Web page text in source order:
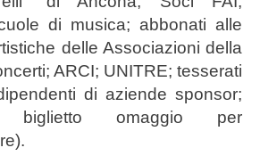
di musica; abbonati alle
delle Associazioni della
ARCI; UNITRE; tesserati
di aziende sponsor;
biglietto omaggio per